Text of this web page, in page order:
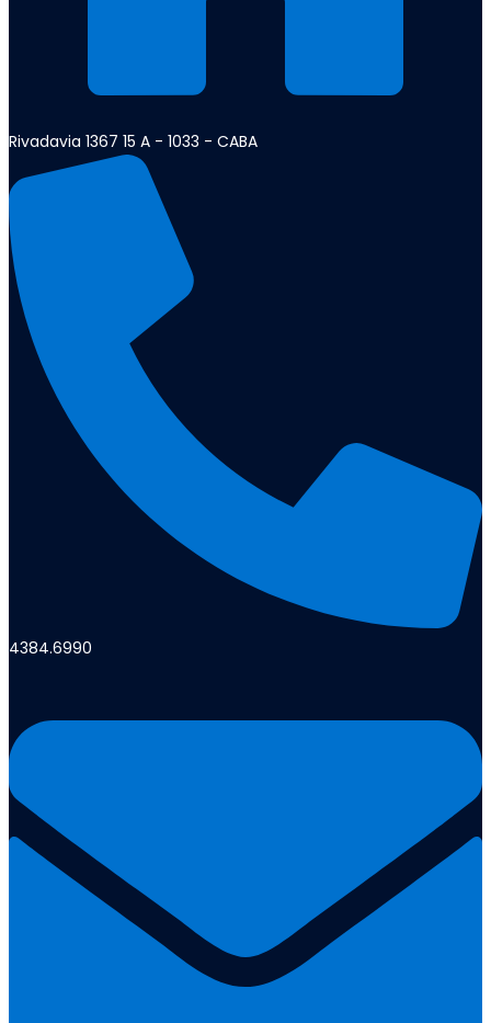
Rivadavia 1367 15 A - 1033 - CABA
4384.6990